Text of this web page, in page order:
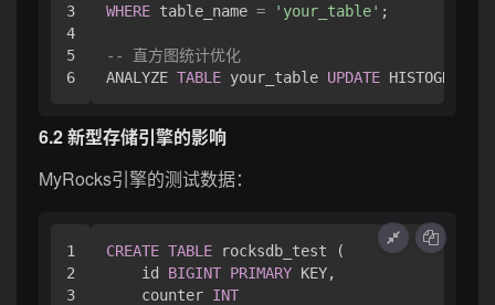
3
4
5
WHERE table_name = 'your_table' ;
-- 直方图统计优化
ANALYZE TABLE your_table UPDATE HISTOGRAM
6.2 新型存储引擎的影响
MyRocks引擎的测试数据：
1
2
3
CREATE TABLE rocksdb_test (
    id
BIGINT PRIMARY KEY,
    counter
INT